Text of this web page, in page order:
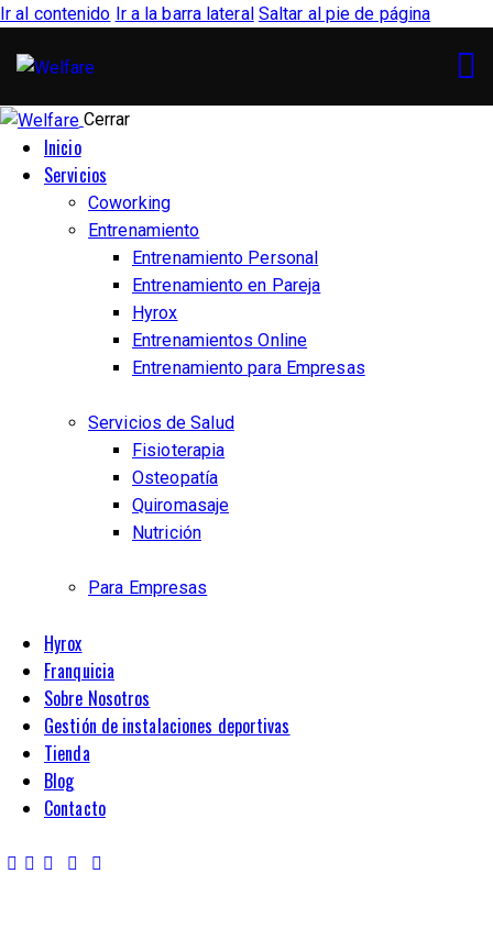
Ir al contenido Ir a la barra lateral Saltar al pie de página
Cerrar
Inicio
Servicios
Coworking
Entrenamiento
Entrenamiento Personal
Entrenamiento en Pareja
Hyrox
Entrenamientos Online
Entrenamiento para Empresas
Servicios de Salud
Fisioterapia
Osteopatía
Quiromasaje
Nutrición
Para Empresas
Hyrox
Franquicia
Sobre Nosotros
Gestión de instalaciones deportivas
Tienda
Blog
Contacto